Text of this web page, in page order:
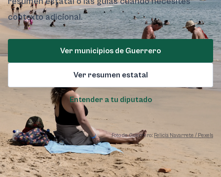
contexto adicional.
Ver municipios de Guerrero
Ver resumen estatal
Entender a tu diputado
Foto de Guerrero: Felicia Navarrete / Pexels